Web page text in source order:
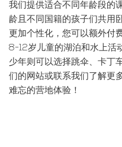
我们提供适合不同年龄段的
龄且不同国籍的孩子们共用
更加个性化，您可以额外付
8-12岁儿童的湖泊和水上活
少年则可以选择跳伞、卡丁
们的网站或联系我们了解更
难忘的营地体验！